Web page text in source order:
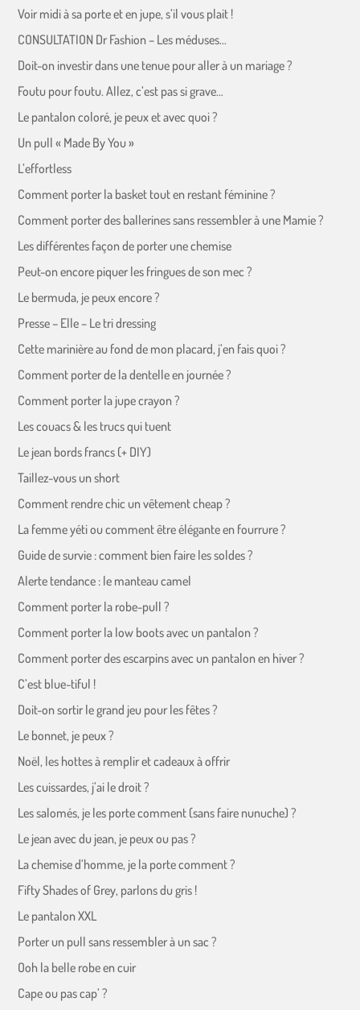
Voir midi à sa porte et en jupe, s’il vous plait !
CONSULTATION Dr Fashion – Les méduses…
Doit-on investir dans une tenue pour aller à un mariage ?
Foutu pour foutu. Allez, c’est pas si grave…
Le pantalon coloré, je peux et avec quoi ?
Un pull « Made By You »
L’effortless
Comment porter la basket tout en restant féminine ?
Comment porter des ballerines sans ressembler à une Mamie ?
Les différentes façon de porter une chemise
Peut-on encore piquer les fringues de son mec ?
Le bermuda, je peux encore ?
Presse – Elle – Le tri dressing
Cette marinière au fond de mon placard, j’en fais quoi ?
Comment porter de la dentelle en journée ?
Comment porter la jupe crayon ?
Les couacs & les trucs qui tuent
Le jean bords francs (+ DIY)
Taillez-vous un short
Comment rendre chic un vêtement cheap ?
La femme yéti ou comment être élégante en fourrure ?
Guide de survie : comment bien faire les soldes ?
Alerte tendance : le manteau camel
Comment porter la robe-pull ?
Comment porter la low boots avec un pantalon ?
Comment porter des escarpins avec un pantalon en hiver ?
C’est blue-tiful !
Doit-on sortir le grand jeu pour les fêtes ?
Le bonnet, je peux ?
Noël, les hottes à remplir et cadeaux à offrir
Les cuissardes, j’ai le droit ?
Les salomés, je les porte comment (sans faire nunuche) ?
Le jean avec du jean, je peux ou pas ?
La chemise d’homme, je la porte comment ?
Fifty Shades of Grey, parlons du gris !
Le pantalon XXL
Porter un pull sans ressembler à un sac ?
Ooh la belle robe en cuir
Cape ou pas cap’ ?